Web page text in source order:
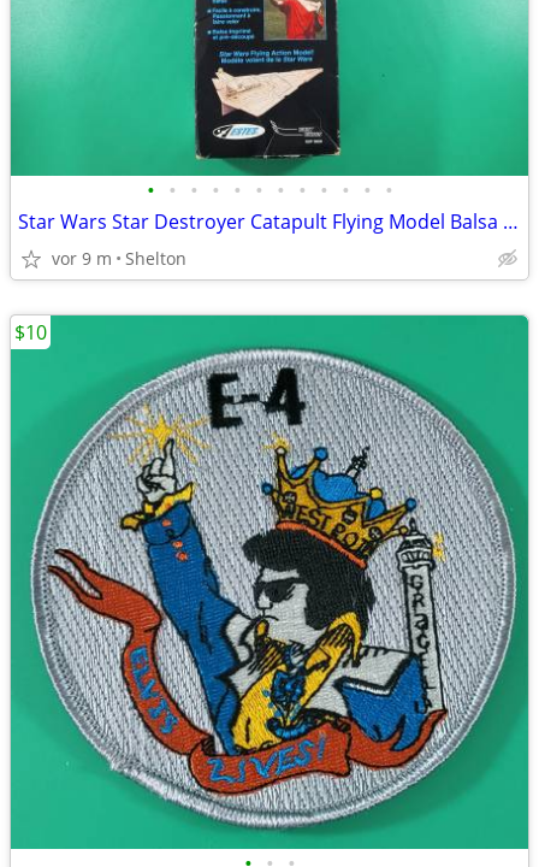
• • • • • • • • • • • •
Star Wars Star Destroyer Catapult Flying Model Balsa Wood 1996 Estes
vor 9 m Shelton
$10